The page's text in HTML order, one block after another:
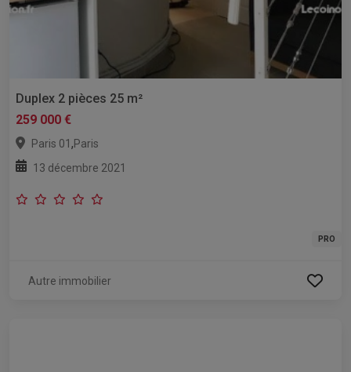
Duplex 2 pièces 25 m²
259 000 €
Paris 01 ,Paris
13 décembre 2021
PRO
Autre immobilier